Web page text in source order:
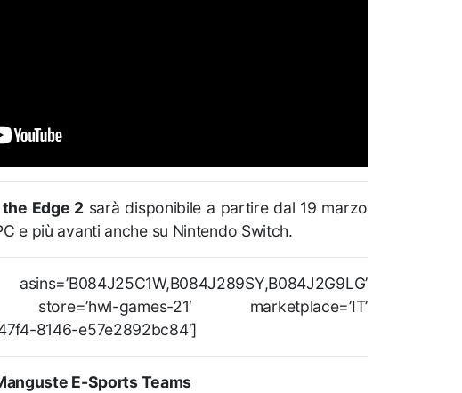
Edge 2sarà disponibile a partire dal 19 marzo
e più avanti anche su Nintendo Switch.
store=’hwl-games-21′ marketplace=’IT’
8146-e57e2892bc84′]
E-Sports Teams